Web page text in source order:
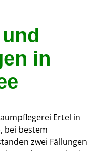
in
Ertel in
bei bestem
zwei Fällungen